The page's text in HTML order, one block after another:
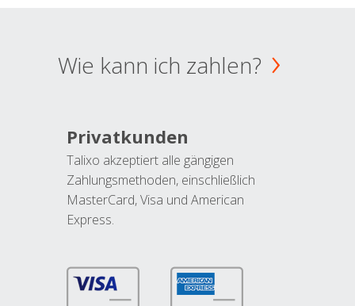
Wie kann ich zahlen?
Privatkunden
Talixo akzeptiert alle gängigen
Zahlungsmethoden, einschließlich
MasterCard, Visa und American
Express.